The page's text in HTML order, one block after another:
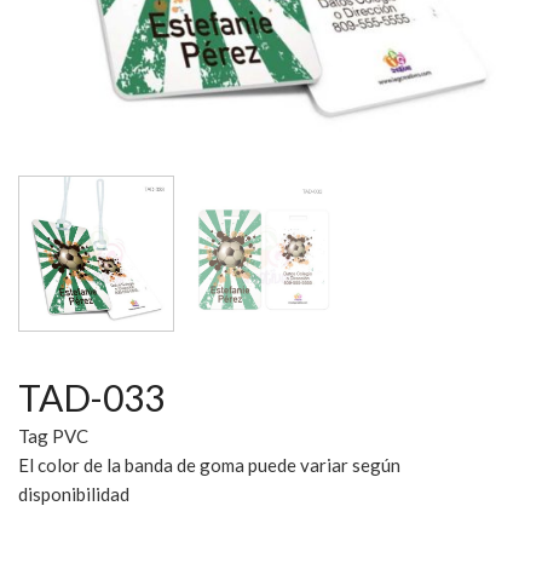
TAD-033
Tag PVC
El color de la banda de goma puede variar según
disponibilidad